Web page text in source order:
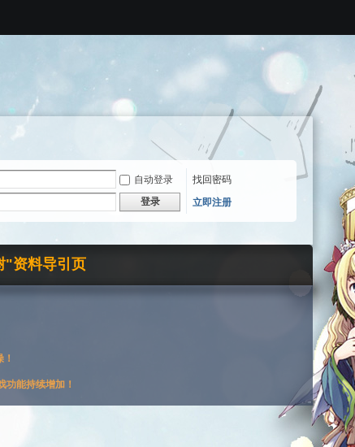
自动登录
找回密码
登录 立即注册
"资料导引页
功能持续增加！